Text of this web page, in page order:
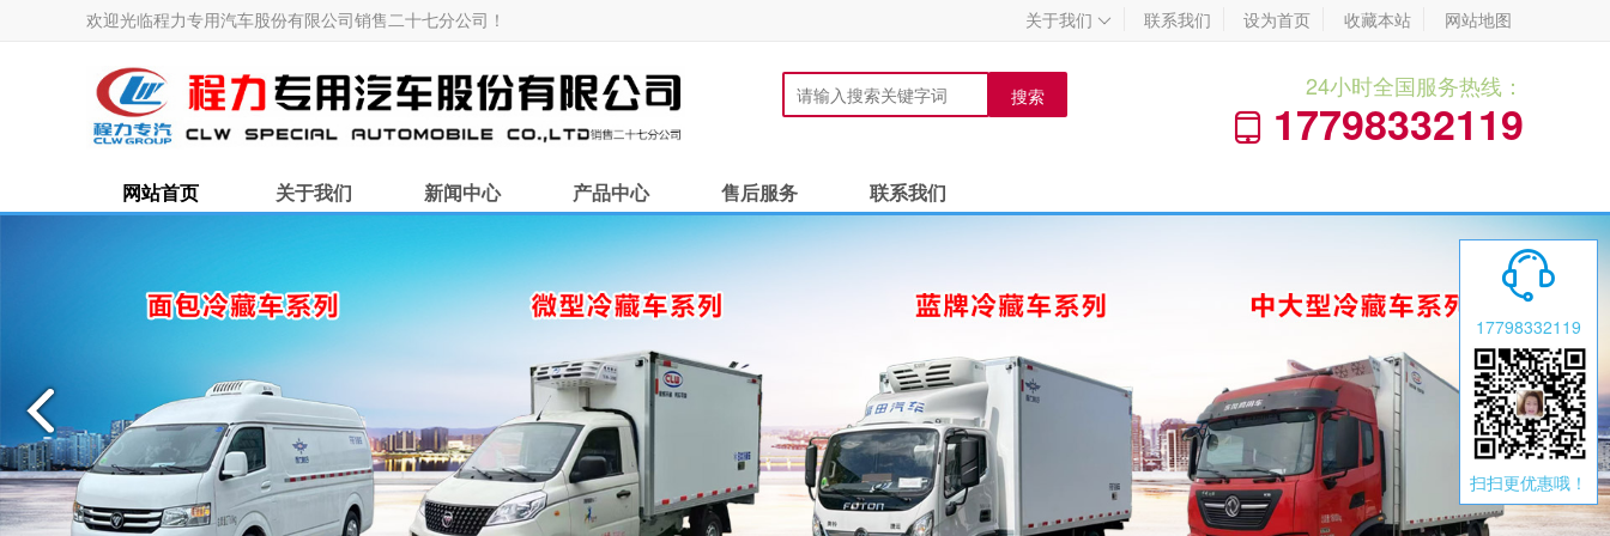
欢迎光临程力专用汽车股份有限公司销售二十七分公司！ 关于我们  联系我们 设为首页 收藏本站 网站地图
搜索
24小时全国服务热线：
 17798332119
网站首页 关于我们 新闻中心 产品中心 售后服务 联系我们

17798332119
扫扫更优惠哦！